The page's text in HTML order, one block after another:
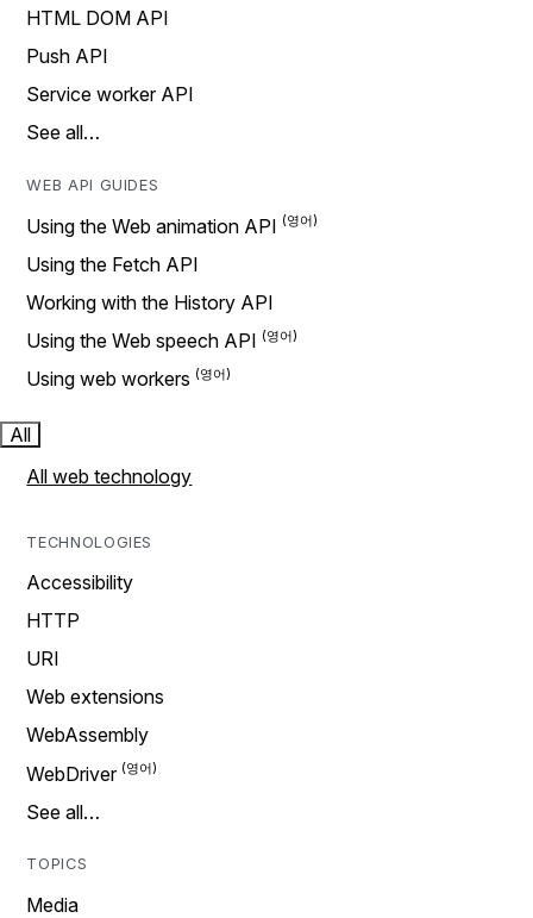
HTML DOM API
Push API
Service worker API
See all…
WEB API GUIDES
Using the Web animation API
Using the Fetch API
Working with the History API
Using the Web speech API
Using web workers
All
All web technology
TECHNOLOGIES
Accessibility
HTTP
URI
Web extensions
WebAssembly
WebDriver
See all…
TOPICS
Media